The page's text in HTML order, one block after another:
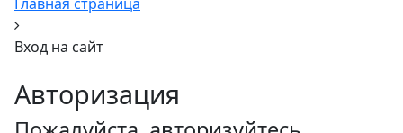
Вход на сайт
Авторизация